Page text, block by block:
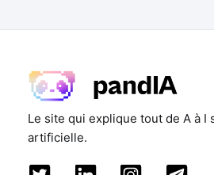
Le site qui explique tout de A à I
artificielle.